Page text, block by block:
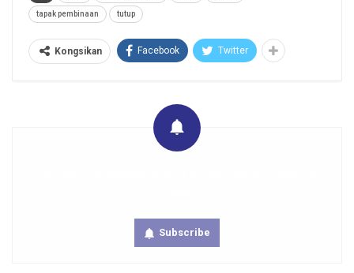
tapak pembinaan tutup
Kongsikan Facebook Twitter
Subscribe